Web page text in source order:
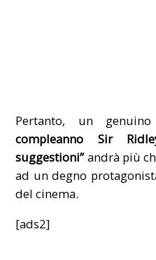
Pertanto, un
compleanno Sir
suggestioni”andrà più
ad un degno
del cinema.
[ads2]